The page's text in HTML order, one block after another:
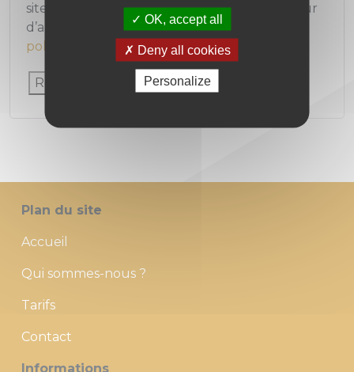
site web, gérer l’accès à votre compte, et pour
d’autres raisons décrites dans notre
policy
Register
Plan du site
Accueil
Qui sommes-nous ?
Tarifs
Contact
Informations
OK, accept all
Deny all cookies
Personalize